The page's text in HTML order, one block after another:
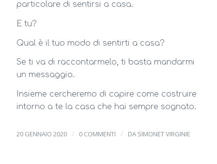
particolare di sentirsi a casa.
E tu?
Qual è il tuo modo di sentirti a casa?
Se ti va di raccontarmelo, ti basta mandarmi
un messaggio.
Insieme cercheremo di capire come costruire
intorno a te la casa che hai sempre sognato.
20 GENNAIO 2020 / 0 COMMENTI / DA SIMONET VIRGINIE